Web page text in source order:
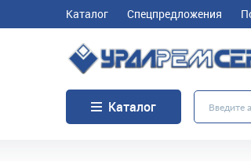
Каталог Спецпредложения
Каталог